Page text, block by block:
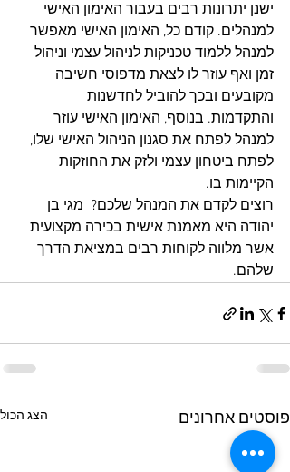
ישנן יתרונות רבים בעבור האימון האישי
למנהלים. קודם כל, האימון האישי מאפשר
למנהל ללמוד טכניקות לניהול עצמי וניהול
זמן ואף עוזר לו לצאת מדפוסי חשיבה
מקובעים ובכך להוביל לחדשנות
והתקדמות. בנוסף, האימון האישי עוזר
למנהל לפתח את סגנון הניהול האישי שלו,
לפתח ביטחון עצמי ולזק את החוזקות
הקיימות בו.
רוצים לקדם את המנהל שלכם?  מגי בן
יהודה היא מאמנת אישית בכירה מקצועית
אשר מלווה לקוחות רבים במציאת הדרך
שלהם.
פוסטים אחרונים הצג הכול